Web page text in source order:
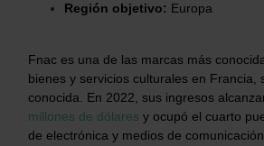
Región objetivo: Europa
Fnac es una de las marcas más
bienes y servicios culturales en Francia,
conocida. En 2022, sus ingresos
millones de dólares y ocupó el cuarto
de electrónica y medios de